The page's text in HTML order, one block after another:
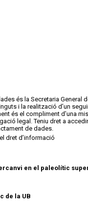
és la Secretaria
i la realització d’un
és el compliment d’una
legal. Teniu dret a
de dades.
dret d’informació
en el paleolític
de la UB